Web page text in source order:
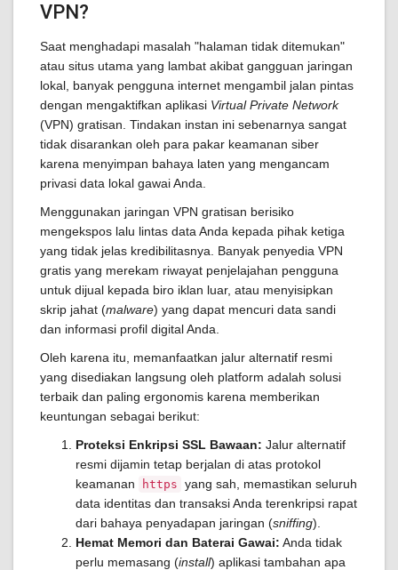
VPN?
Saat menghadapi masalah "halaman tidak ditemukan"
atau situs utama yang lambat akibat gangguan jaringan
lokal, banyak pengguna internet mengambil jalan pintas
dengan mengaktifkan aplikasi Virtual Private Network
(VPN) gratisan. Tindakan instan ini sebenarnya sangat
tidak disarankan oleh para pakar keamanan siber
karena menyimpan bahaya laten yang mengancam
privasi data lokal gawai Anda.
Menggunakan jaringan VPN gratisan berisiko
mengekspos lalu lintas data Anda kepada pihak ketiga
yang tidak jelas kredibilitasnya. Banyak penyedia VPN
gratis yang merekam riwayat penjelajahan pengguna
untuk dijual kepada biro iklan luar, atau menyisipkan
skrip jahat (malware) yang dapat mencuri data sandi
dan informasi profil digital Anda.
Oleh karena itu, memanfaatkan jalur alternatif resmi
yang disediakan langsung oleh platform adalah solusi
terbaik dan paling ergonomis karena memberikan
keuntungan sebagai berikut:
Proteksi Enkripsi SSL Bawaan: Jalur alternatif
resmi dijamin tetap berjalan di atas protokol
keamanan
https yang sah, memastikan seluruh
data identitas dan transaksi Anda terenkripsi rapat
dari bahaya penyadapan jaringan (sniffing).
Hemat Memori dan Baterai Gawai: Anda tidak
perlu memasang (install) aplikasi tambahan apa